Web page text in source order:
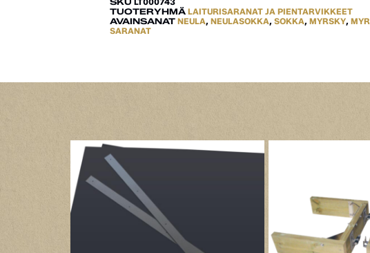
TUOTERYHMÄ LAITURISARANAT JA PIENTARVIKKEET
AVAINSANAT NEULA, NEULASOKKA, SOKKA, MYRSKY,
SARANAT